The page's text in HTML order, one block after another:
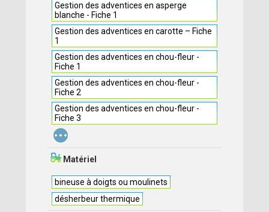
Gestion des adventices en asperge
blanche - Fiche 1
Gestion des adventices en carotte – Fiche
1
Gestion des adventices en chou-fleur -
Fiche 1
Gestion des adventices en chou-fleur -
Fiche 2
Gestion des adventices en chou-fleur -
Fiche 3
...
Matériel
bineuse à doigts ou moulinets
désherbeur thermique